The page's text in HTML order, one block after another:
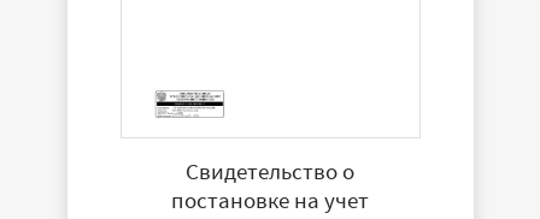
Свидетельство о
постановке на учет